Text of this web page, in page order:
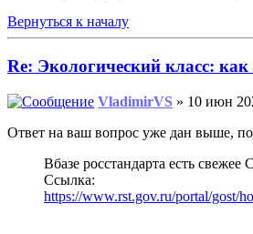
Вернуться к началу
Re: Экологический класс:
VladimirVS » 10 июн
Ответ на ваш вопрос уже дан выше,
Вбазе росстандарта есть
Ссылка:
https://www.rst.gov.ru/portal/gost/